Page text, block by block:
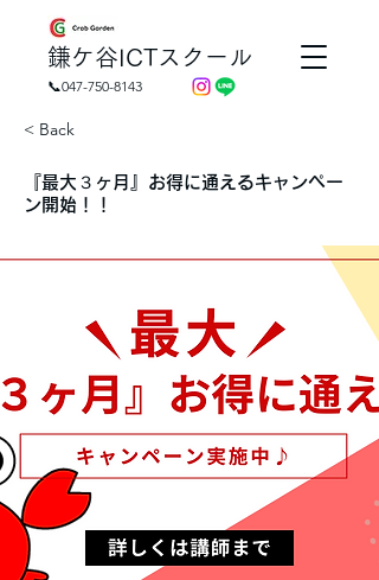
​鎌ケ谷ICTスクール
📞047-750-8143
< Back
『最大３ヶ月』お得に通えるキャンペー
ン開始！！